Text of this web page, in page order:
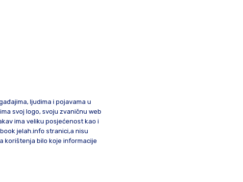
ljudima i pojavama u
svoj logo, svoju zvaničnu web
ima veliku posjećenost kao i
jelah.info stranici,a nisu
korištenja bilo koje informacije